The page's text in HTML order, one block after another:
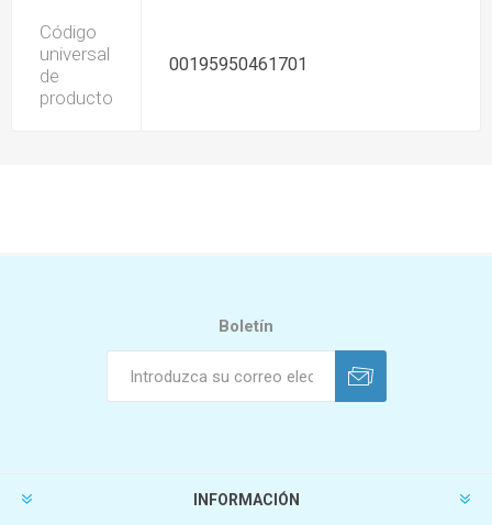
Código
universal
de
producto
00195950461701
Boletín
INFORMACIÓN